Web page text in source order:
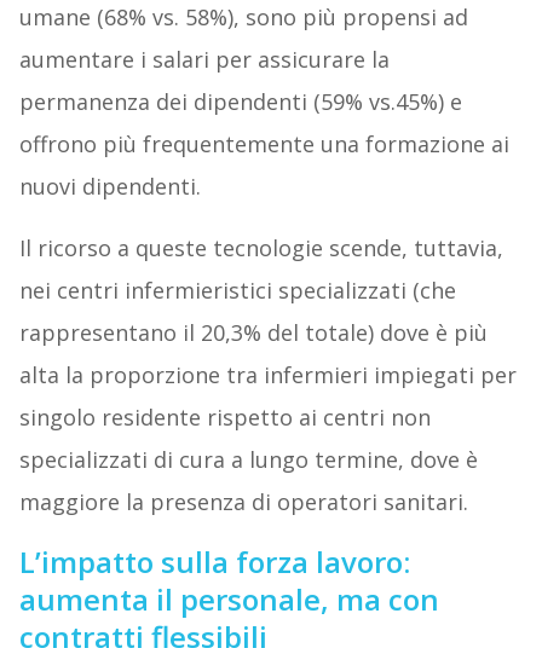
umane (68% vs. 58%), sono più propensi ad
aumentare i salari per assicurare la
permanenza dei dipendenti (59% vs.45%) e
offrono più frequentemente una formazione ai
nuovi dipendenti.
Il ricorso a queste tecnologie scende, tuttavia,
nei centri infermieristici specializzati (che
rappresentano il 20,3% del totale) dove è più
alta la proporzione tra infermieri impiegati per
singolo residente rispetto ai centri non
specializzati di cura a lungo termine, dove è
maggiore la presenza di operatori sanitari.
L’impatto sulla forza lavoro:
aumenta il personale, ma con
contratti flessibili